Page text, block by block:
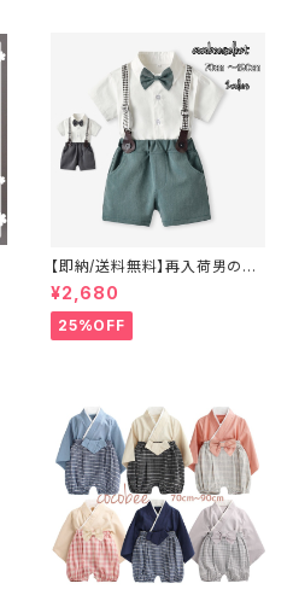
【即納/送料無料】再入荷男の子
フォーマルスーツ短パン半袖発
表会お誕生日ハーフバースデー
結婚式 面接フォーマルセット男
の子シャツ蝶ネクタイ付きサス
¥2,680
25%OFF